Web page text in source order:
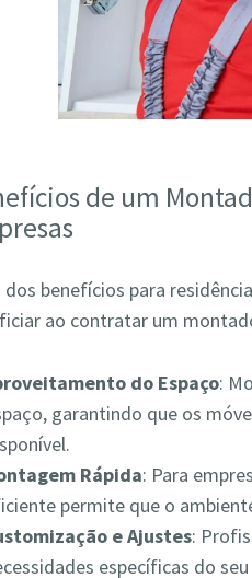
de um
dos benefícios para
ao contratar um
do Espaço:
garantindo que os
Rápida: Para
permite que o
e Ajustes:
específicas do